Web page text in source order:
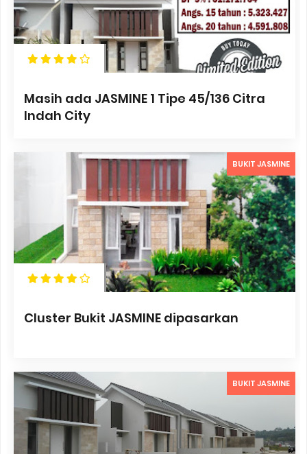
Masih ada JASMINE 1 Tipe 45/136 Citra
Indah City
BUKIT JASMINE
Cluster Bukit JASMINE dipasarkan
BUKIT JASMINE